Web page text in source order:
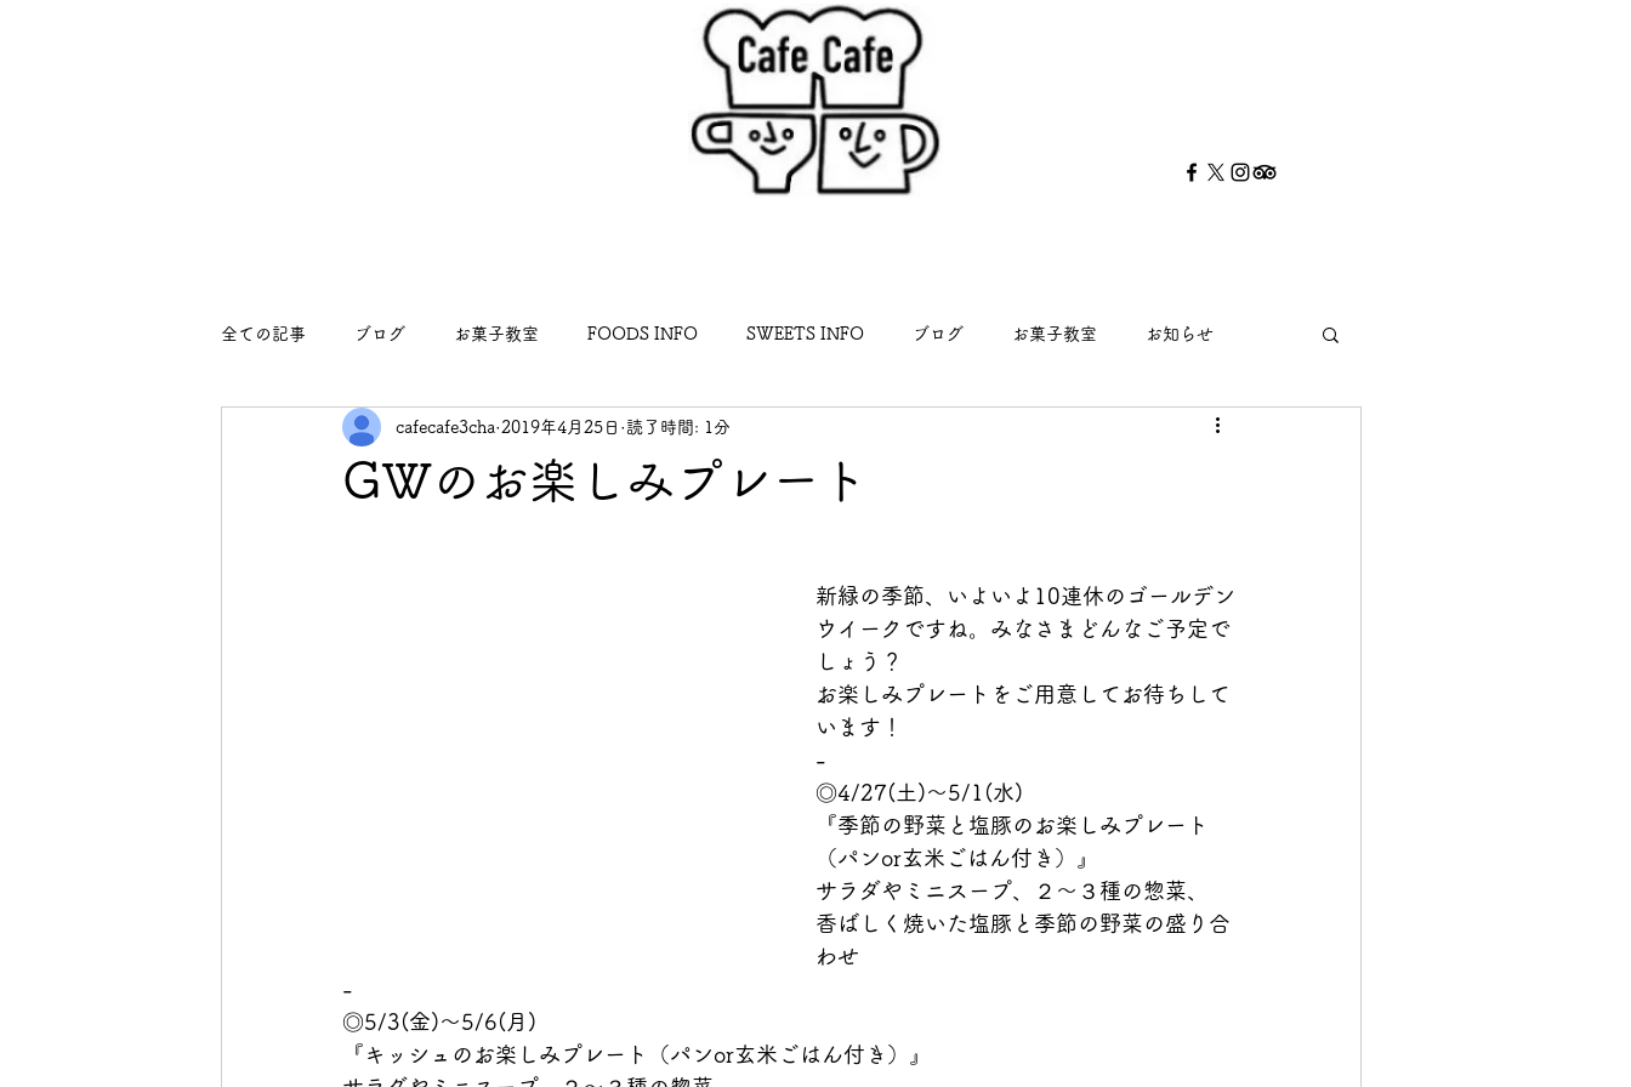
全ての記事 ブログ お菓子教室 FOODS INFO SWEETS INFO ブログ お菓子教室 お知らせ
イベント お知らせ
GWのお楽しみプレート
cafecafe3cha 2019年4月25日 読了時間: 1分
新緑の季節、いよいよ10連休のゴールデン
ウイークですね。みなさまどんなご予定で
しょう？
お楽しみプレートをご用意してお待ちして
います！
-
◎4/27(土)～5/1(水)
『季節の野菜と塩豚のお楽しみプレート
（パンor玄米ごはん付き）』
サラダやミニスープ、２～３種の惣菜、
香ばしく焼いた塩豚と季節の野菜の盛り合
わせ
-
◎5/3(金)～5/6(月)
『キッシュのお楽しみプレート（パンor玄米ごはん付き）』